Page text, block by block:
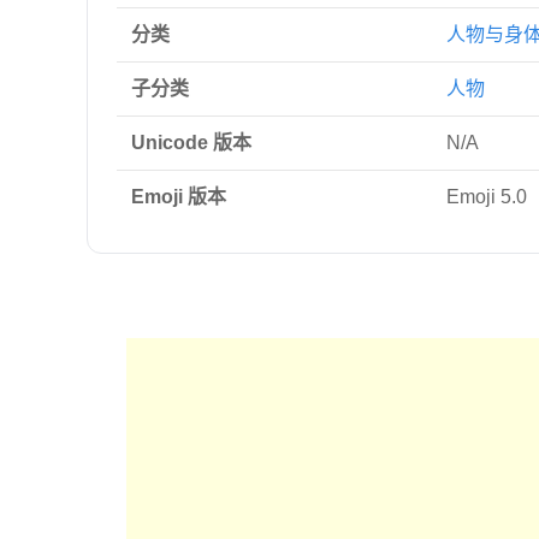
分类 人物与身
子分类 人物
Unicode 版本 N/A
Emoji 版本 Emoji 5.0